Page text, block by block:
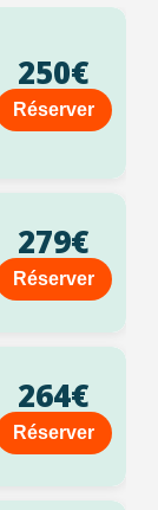
250€
Réserver
279€
Réserver
264€
Réserver